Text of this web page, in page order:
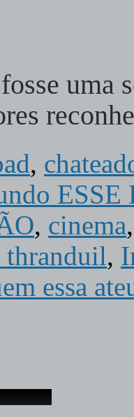
uma
,
, cinema
thranduil,
essa